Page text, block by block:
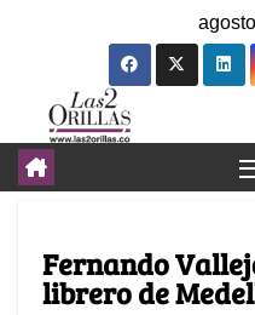
Fernando
librero de